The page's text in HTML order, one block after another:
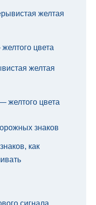
желтая
цвета
желтая
желтого цвета
знаков
как